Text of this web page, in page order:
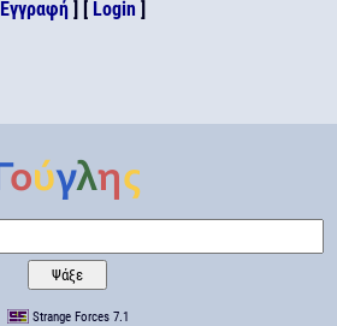
Εγγραφή] [ Login ]
Strange Forces 7.1